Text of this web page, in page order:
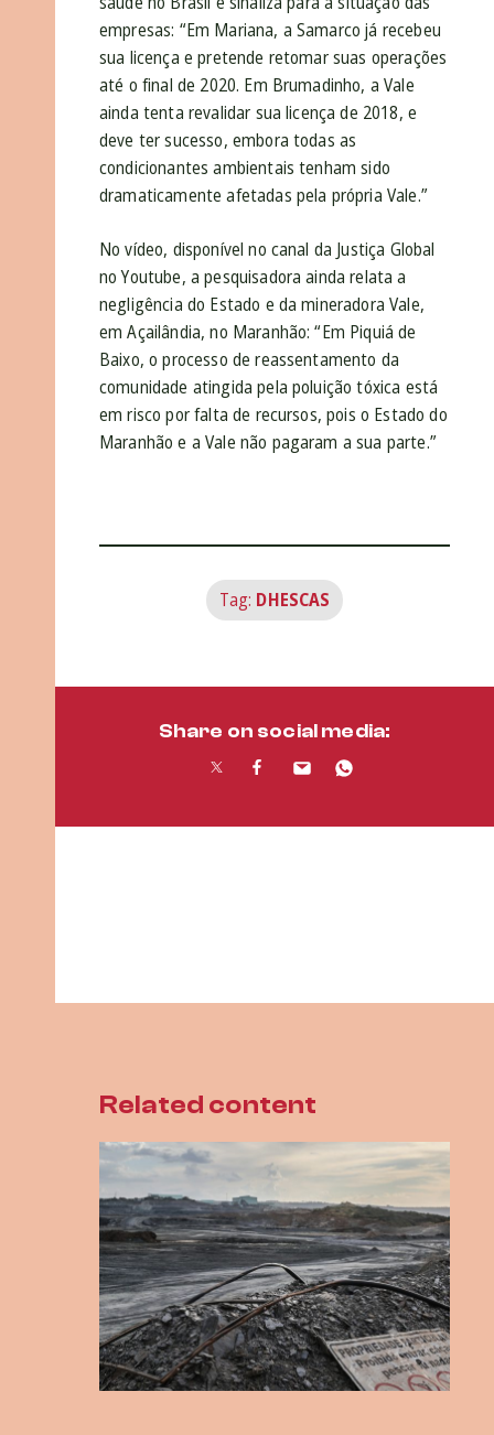
empresas: “Em Mariana, a Samarco já recebeu
sua licença e pretende retomar suas operações
até o final de 2020. Em Brumadinho, a Vale
ainda tenta revalidar sua licença de 2018, e
deve ter sucesso, embora todas as
condicionantes ambientais tenham sido
dramaticamente afetadas pela própria Vale.”
No vídeo, disponível no canal da Justiça Global
no Youtube, a pesquisadora ainda relata a
negligência do Estado e da mineradora Vale,
em Açailândia, no Maranhão: “Em Piquiá de
Baixo, o processo de reassentamento da
comunidade atingida pela poluição tóxica está
em risco por falta de recursos, pois o Estado do
Maranhão e a Vale não pagaram a sua parte.”
Tag: DHESCAS
Share on social media:
Related content